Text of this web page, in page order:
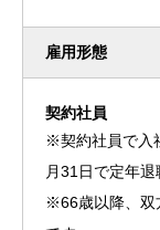
雇用形態
契約社員
※契約社員で入
月31日で定年退
※66歳以降、双